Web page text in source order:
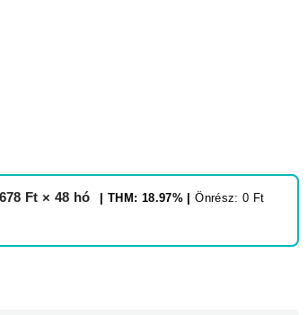
Ft × 48 hó | THM: 18.97% |Önrész: 0 Ft